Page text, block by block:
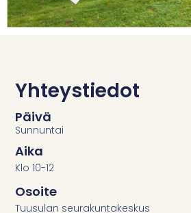
Yhteystiedot
Päivä
Sunnuntai
Aika
Klo 10-12
Osoite
Tuusulan seurakuntakeskus